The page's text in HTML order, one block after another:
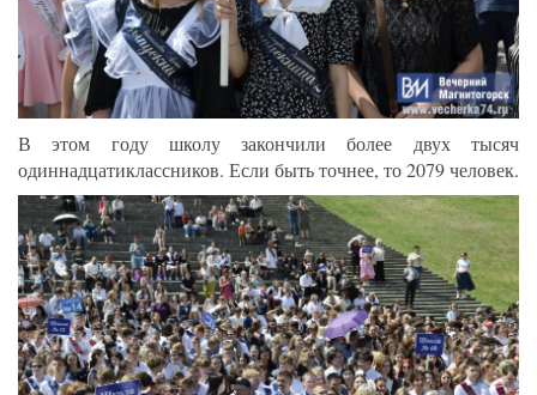
В этом году школу закончили более двух тысяч
одиннадцатиклассников. Если быть точнее, то 2079 человек.